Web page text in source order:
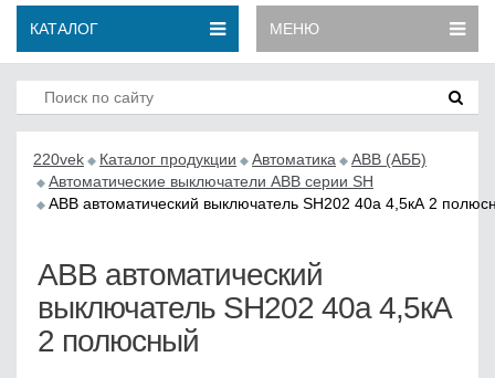
КАТАЛОГ МЕНЮ
220vek Каталог продукции Автоматика
АВB (АББ)
Автоматические выключатели ABB серии SH
ABB автоматический выключатель SH202 40a 4,5кА 2
ABB автоматический
выключатель SH202 40a 4,5кА
2 полюсный